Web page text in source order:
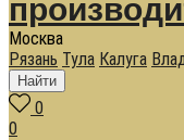
Москва
Рязань Тула Калуга
Найти
0
0